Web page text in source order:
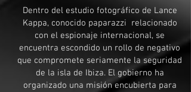
Dentro del estudio fotográfico de Lance
Kappa, conocido paparazzi relacionado
con el espionaje internacional, se
encuentra escondido un rollo de negativo
que compromete seriamente la seguridad
de la isla de Ibiza. El gobierno ha
organizado una misión encubierta para